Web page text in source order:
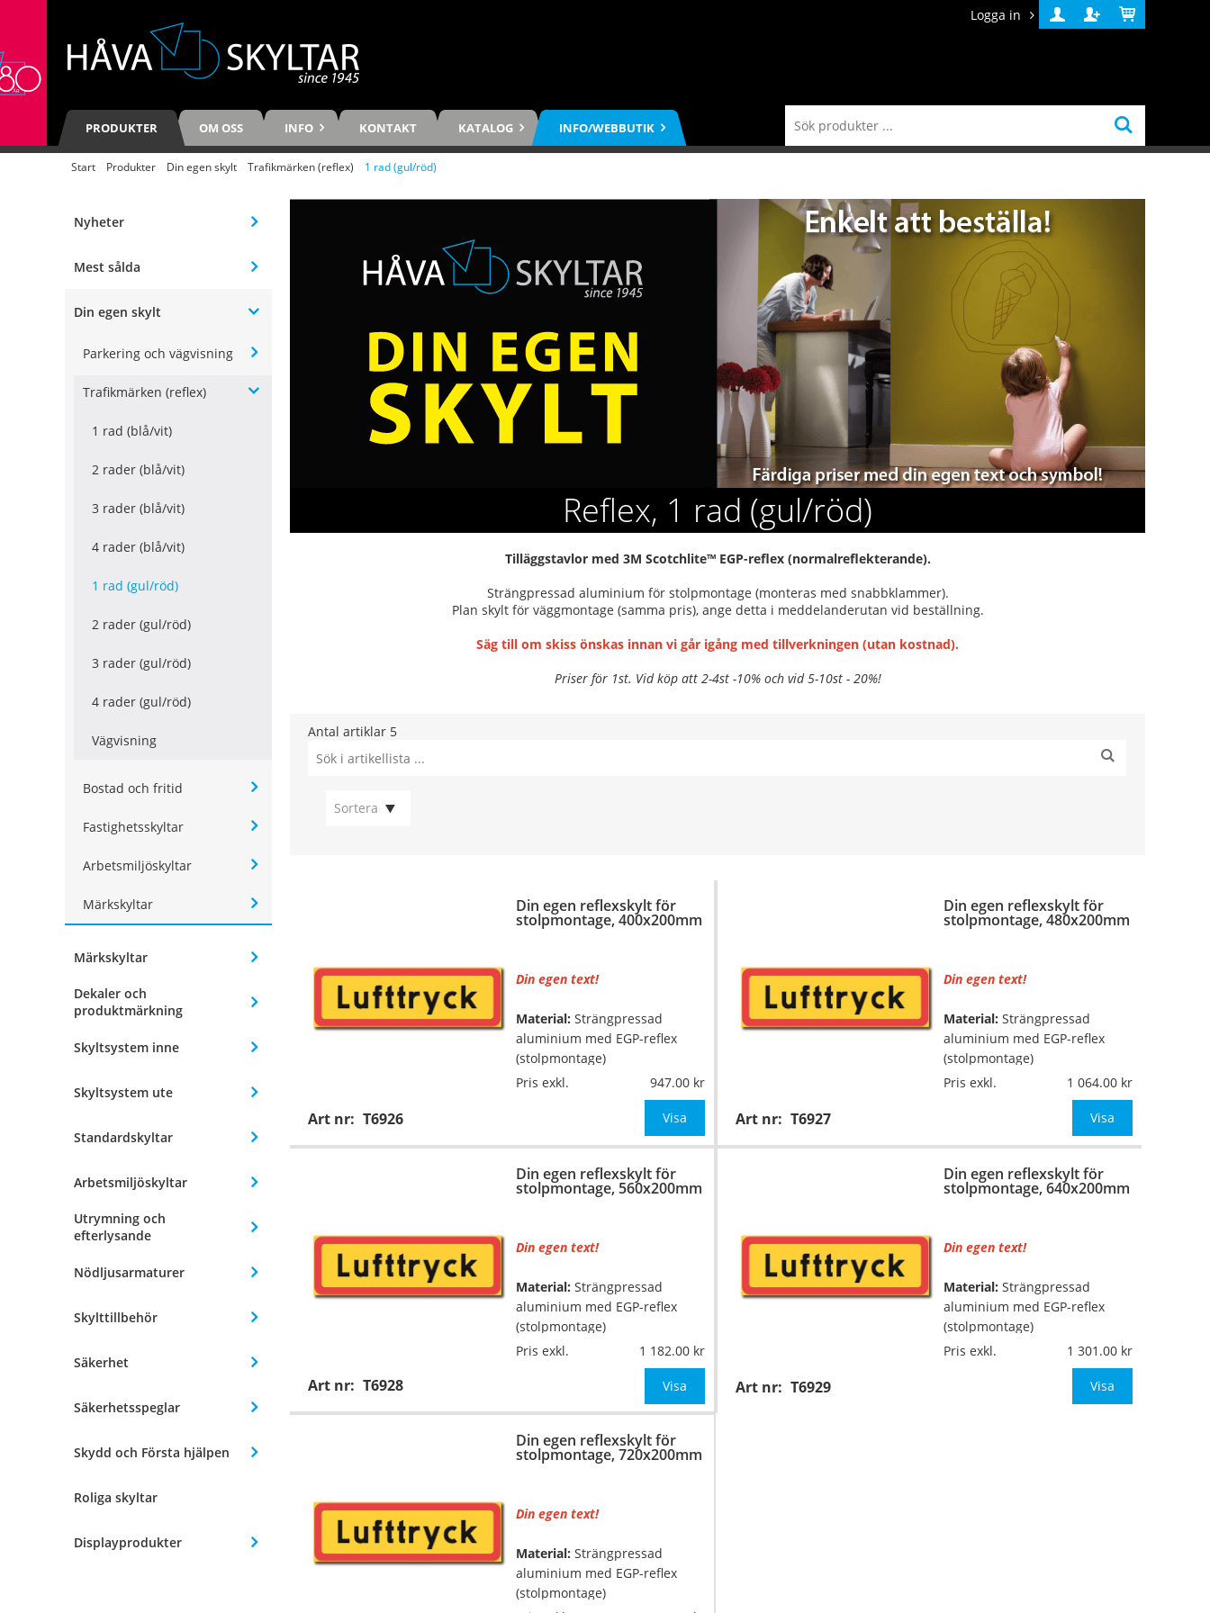
Logga in
Logga
in
Skapa
konto
Varukorg
PRODUKTER OM OSS INFO KONTAKT KATALOG INFO/WEBBUTIK
Start Produkter Din egen skylt Trafikmärken (reflex) 1 rad (gul/röd)
Nyheter
Mest sålda
Din egen skylt
Parkering och vägvisning
Trafikmärken (reflex)
1 rad (blå/vit)
2 rader (blå/vit)
3 rader (blå/vit)
4 rader (blå/vit)
1 rad (gul/röd)
2 rader (gul/röd)
3 rader (gul/röd)
4 rader (gul/röd)
Vägvisning
Bostad och fritid
Fastighetsskyltar
Arbetsmiljöskyltar
Märkskyltar
Märkskyltar
Dekaler och
produktmärkning
Skyltsystem inne
Skyltsystem ute
Standardskyltar
Arbetsmiljöskyltar
Utrymning och
efterlysande
Nödljusarmaturer
Skylttillbehör
Säkerhet
Säkerhetsspeglar
Skydd och Första hjälpen
Roliga skyltar
Displayprodukter
Reflex, 1 rad (gul/röd)
Tilläggstavlor med 3M Scotchlite™ EGP-reflex (normalreflekterande).
Strängpressad aluminium för stolpmontage (monteras med snabbklammer).
Plan skylt för väggmontage (samma pris), ange detta i meddelanderutan vid beställning.
Säg till om skiss önskas innan vi går igång med tillverkningen (utan kostnad).
Priser för 1st. Vid köp att 2-4st -10% och vid 5-10st - 20%!
Antal artiklar 5
Sortera
Din egen reflexskylt för
stolpmontage, 400x200mm
Art nr: T6926
Din egen text!
Material: Strängpressad
aluminium med EGP-reflex
(stolpmontage)
ca 80/60mm (vid 1
anpassar vi texthöjden till
skyltens mått)
…
Pris exkl. 947.00
Visa
Din egen reflexskylt för
stolpmontage, 480x200mm
Art nr: T6927
Din egen text!
Material: Strängpressad
aluminium med EGP-reflex
(stolpmontage)
ca 80/60mm (vid 1
anpassar vi texthöjden till
skyltens mått)
…
Pris exkl. 1 064.00
Visa
Din egen reflexskylt för
stolpmontage, 560x200mm
Art nr: T6928
Din egen text!
Material: Strängpressad
aluminium med EGP-reflex
(stolpmontage)
ca 80/60mm (vid 1
anpassar vi texthöjden till
skyltens mått)
Säg till om
Pris exkl. 1 182.00
Visa
Din egen reflexskylt för
stolpmontage, 640x200mm
Art nr: T6929
Din egen text!
Material: Strängpressad
aluminium med EGP-reflex
(stolpmontage)
ca 80/60mm (vid 1
Pris exkl. 1 301.00
Visa
Din egen reflexskylt för
stolpmontage, 720x200mm
Din egen text!
Material: Strängpressad
aluminium med EGP-reflex
(stolpmontage)